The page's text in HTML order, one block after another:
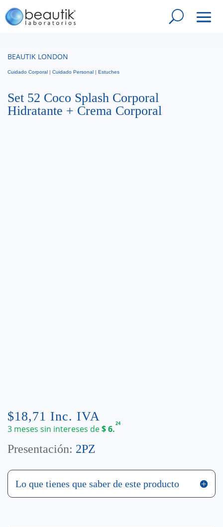
BEAUTIK LONDON
Cuidado Corporal | Cuidado Personal | Estuches
Set 52 Coco Splash Corporal
Hidratante + Crema Corporal
$18,71 Inc. IVA
3 meses sin intereses de$6.24
Presentación: 2PZ
Lo que tienes que saber de este producto